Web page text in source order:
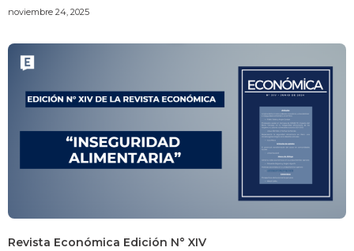
noviembre 24, 2025
Revista Económica Edición N° XIV